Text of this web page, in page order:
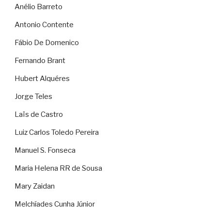
Anélio Barreto
Antonio Contente
Fábio De Domenico
Fernando Brant
Hubert Alquéres
Jorge Teles
Laïs de Castro
Luiz Carlos Toledo Pereira
Manuel S. Fonseca
Maria Helena RR de Sousa
Mary Zaidan
Melchíades Cunha Júnior